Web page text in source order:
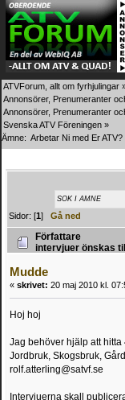
ATVForum, allt om fyrhjulingar
Annonsörer, Prenumeranter
Annonsörer, Prenumeranter
Svenska ATV Föreningen »
Ämne: Arbetar Ni med Er ATV?
Sidor: [1]Gå ned
Författare
intervjuer önskas
Mudde
« skrivet: 20 maj 2010 kl.
Hoj hoj
Jag behöver hjälp att hitta
Jordbruk, Skogsbruk,
rolf.atterling@satvf.se
Intervjuerna skall